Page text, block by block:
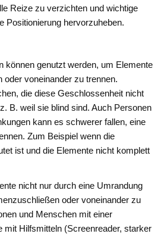
Reize zu verzichten und wichtige
Positionierung hervorzuheben.
können genutzt werden, um Elemente
voneinander zu trennen.
die diese Geschlossenheit nicht
B. weil sie blind sind. Auch Personen
kann es schwerer fallen, eine
Zum Beispiel wenn die
ist und die Elemente nicht komplett
nicht nur durch eine Umrandung
oder voneinander zu
und Menschen mit einer
mit Hilfsmitteln (Screenreader, starker